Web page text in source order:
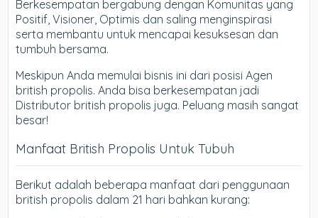
Berkesempatan bergabung dengan Komunitas yang
Positif, Visioner, Optimis dan saling menginspirasi
serta membantu untuk mencapai kesuksesan dan
tumbuh bersama.
Meskipun Anda memulai bisnis ini dari posisi Agen
british propolis. Anda bisa berkesempatan jadi
Distributor british propolis juga. Peluang masih sangat
besar!
Manfaat British Propolis Untuk Tubuh
Berikut adalah beberapa manfaat dari penggunaan
british propolis dalam 21 hari bahkan kurang: